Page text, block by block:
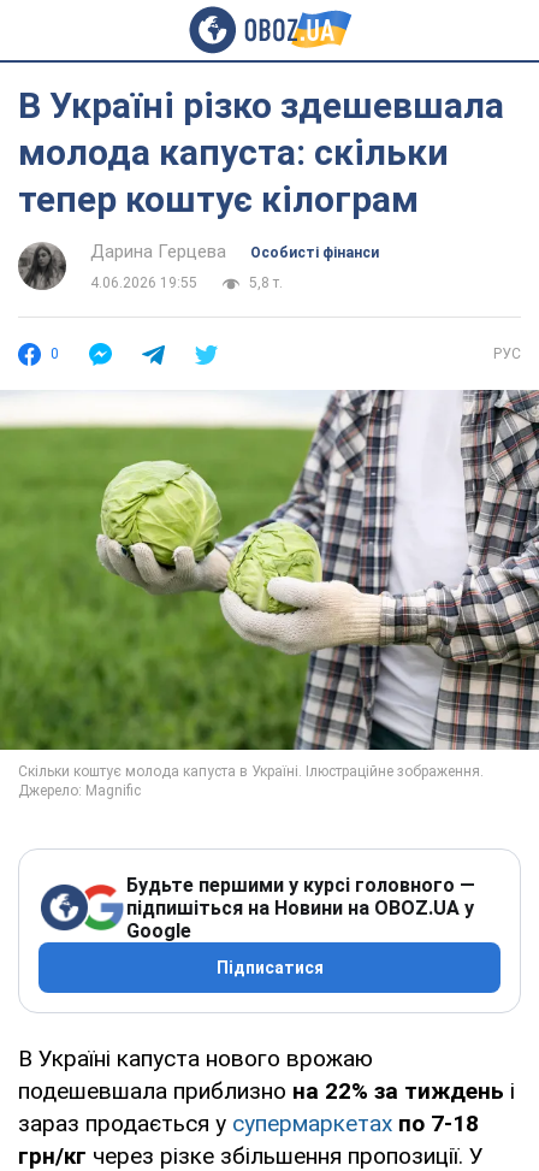
В Україні різко здешевшала
молода капуста: скільки
тепер коштує кілограм
Дарина Герцева
Особисті фінанси
4.06.2026 19:55
5,8 т.
0 РУС
Будьте першими у курсі головного —
підпишіться на Новини на OBOZ.UA у
Google
Підписатися
В Україні капуста нового врожаю
подешевшала приблизно на 22% за тиждень і
зараз продається у супермаркетах по 7-18
грн/кг через різке збільшення пропозиції. У